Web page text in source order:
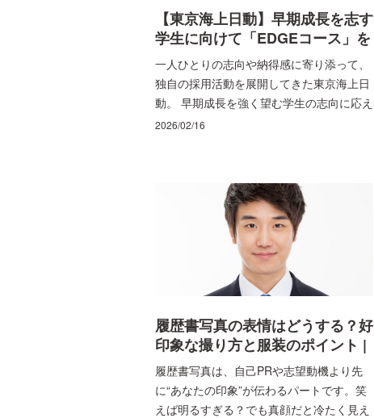
限定選抜コミュニティBCL」について、徹
底的に解説します！
【東京海上日動】早期成長を志す
学生に向けて「EDGEコース」を
新設！付加価値の高いビジネスリ
ーダーとなるためのキャリアコー
スとは？
一人ひとりの志向や納得感に寄り添って、
独自の採用活動を展開してきた東京海上日
動。 早期成長を強く望む学生の志向に応え
るべく、従来のコース別採用に新たなコー
をお聞きしました。
2026/02/16
履歴書写真の表情はどうする？好
印象な撮り方と服装のポイント |
ビズリーチ・キャンパス
履歴書写真は、自己PRや志望動機より先
に“あなたの印象”が伝わるパートです。笑
えば明るすぎる？でも真顔だと冷たく見え